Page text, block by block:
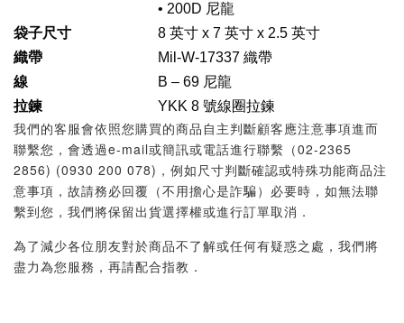
• 200D 尼龍
袋子尺寸
8 英寸 x 7 英寸 x 2.5 英寸
織帶
Mil-W-17337 織帶
線
B – 69 尼龍
拉鍊
YKK 8 號線圈拉鍊
我們的客服會依照您購買的商品自主判斷顧客應注意事項進而
聯繫您，會透過e-mail或簡訊或電話進行聯繫（02-2365
2856) (0930 200 078)，例如尺寸判斷確認或特殊功能商品注
意事項，故請務必回覆（不用擔心是詐騙）必要時，如無法聯
繫到您，我們將保留出貨選擇權或進行訂單取消．
為了減少各位朋友對於商品不了解或任何有疑惑之處，我們將
盡力為您服務，再請配合指教．